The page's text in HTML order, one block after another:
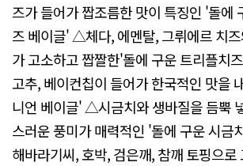
즈가 들어가 짭조름한 맛이 특징인 '돌에
즈 베이글' △체다, 에멘탈, 그뤼에르 치
가 고소하고 짭짤한'돌에 구운 트리플치
고추, 베이컨칩이 들어가 한국적인 맛을
니언 베이글' △시금치와 생바질을 듬뿍
스러운 풍미가 매력적인 '돌에 구운 시
해바라기씨, 호박, 검은깨, 참깨 토핑으